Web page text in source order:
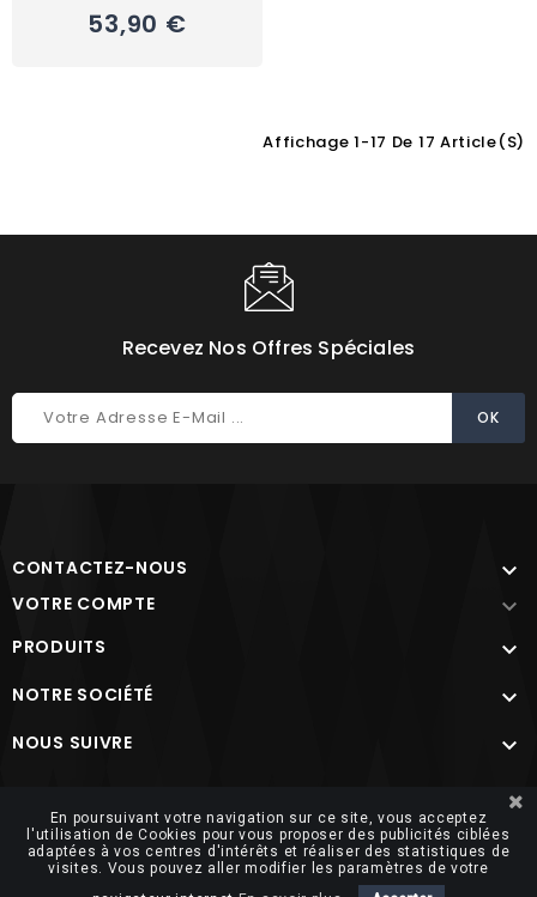
53,90 €
Affichage 1-17 De 17 Article(s)
Recevez Nos Offres Spéciales
CONTACTEZ-NOUS 
VOTRE COMPTE 
PRODUITS 
NOTRE SOCIÉTÉ 
NOUS SUIVRE 
En poursuivant votre navigation sur ce site, vous acceptez
l'utilisation de Cookies pour vous proposer des publicités ciblées
adaptées à vos centres d'intérêts et réaliser des statistiques de
visites. Vous pouvez aller modifier les paramètres de votre